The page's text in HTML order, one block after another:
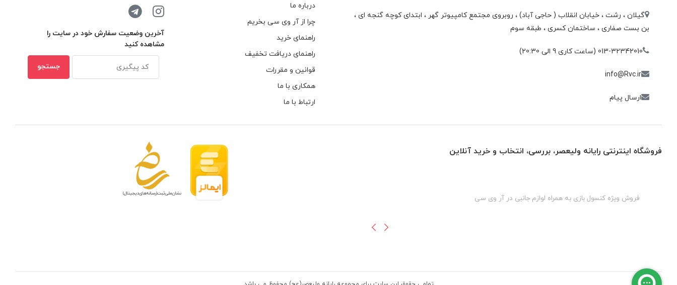
گیلان ، رشت ، خيابان انقلاب ( حاجی آباد) ، روبروی مجتمع كامپيوتر گهر ، ابتدای كوچه گنجه ای ،
بن بست صفاری ، ساختمان كسری ، طبقه سوم
013-32342010 (ساعت کاری 9 الی 20:30)
info@Rvc.ir
ارسال پیام
درباره ما
چرا از آر وی سی بخریم
راهنمای خرید
راهنمای دریافت تخفیف
قوانین و مقررات
همکاری با ما
ارتباط با ما
آخرین وضعیت سفارش خود در سایت را
مشاهده کنید
فروشگاه اینترنتی رایانه ولیعصر، بررسی، انتخاب و خرید آنلاین
فروش ویژه کنسول بازی به همراه لوازم جانبی در آر وی سی هارهای اینترنال مخصوص دوربین های مدار بسته در ظرفیتهای مختلف